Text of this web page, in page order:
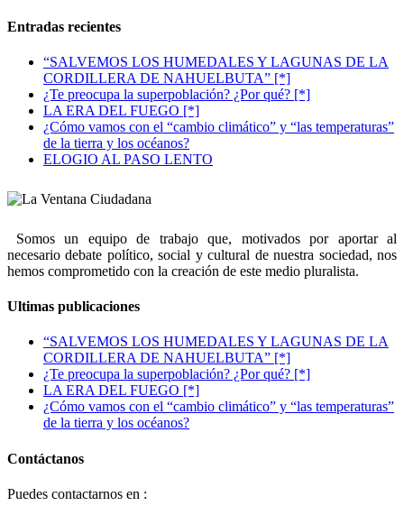
Entradas recientes
“SALVEMOS LOS HUMEDALES Y LAGUNAS DE LA
CORDILLERA DE NAHUELBUTA” [*]
¿Te preocupa la superpoblación? ¿Por qué? [*]
LA ERA DEL FUEGO [*]
¿Cómo vamos con el “cambio climático” y “las temperaturas”
de la tierra y los océanos?
ELOGIO AL PASO LENTO
Somos un equipo de trabajo que, motivados por aportar al
necesario debate político, social y cultural de nuestra sociedad, nos
hemos comprometido con la creación de este medio pluralista.
Ultimas publicaciones
“SALVEMOS LOS HUMEDALES Y LAGUNAS DE LA
CORDILLERA DE NAHUELBUTA” [*]
¿Te preocupa la superpoblación? ¿Por qué? [*]
LA ERA DEL FUEGO [*]
¿Cómo vamos con el “cambio climático” y “las temperaturas”
de la tierra y los océanos?
Contáctanos
Puedes contactarnos en :